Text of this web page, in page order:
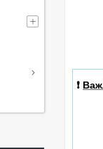
❗️